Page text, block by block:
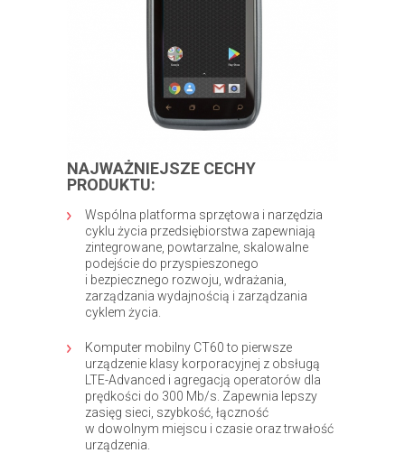
NAJWAŻNIEJSZE CECHY
PRODUKTU:
Wspólna platforma sprzętowa i narzędzia
cyklu życia przedsiębiorstwa zapewniają
zintegrowane, powtarzalne, skalowalne
podejście do przyspieszonego
i bezpiecznego rozwoju, wdrażania,
zarządzania wydajnością i zarządzania
cyklem życia.
Komputer mobilny CT60 to pierwsze
urządzenie klasy korporacyjnej z obsługą
LTE-Advanced i agregacją operatorów dla
prędkości do 300 Mb/s. Zapewnia lepszy
zasięg sieci, szybkość, łączność
w dowolnym miejscu i czasie oraz trwałość
urządzenia.